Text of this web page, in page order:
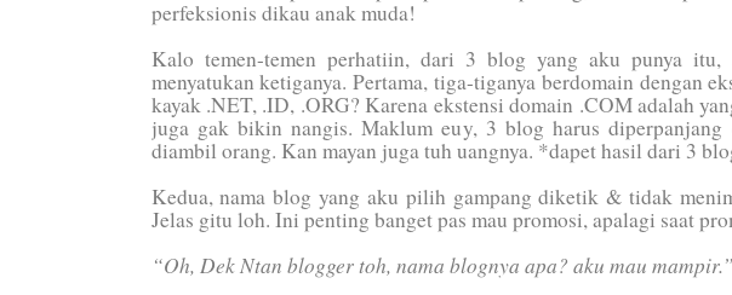
perfeksionis dikau anak muda!
Kalo temen-temen perhatiin, dari 3 blog yang aku punya itu,
menyatukan ketiganya. Pertama, tiga-tiganya berdomain dengan
kayak .NET, .ID, .ORG? Karena ekstensi domain .COM adalah
juga gak bikin nangis. Maklum euy, 3 blog harus
diambil orang. Kan mayan juga tuh uangnya. *dapet hasil dari 3
Kedua, nama blog yang aku pilih gampang diketik & tidak
Jelas gitu loh. Ini penting banget pas mau promosi, apalagi saat
“Oh, Dek Ntan blogger toh, nama blognya apa? aku mau mampir.”